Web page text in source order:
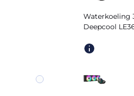
Waterkoeling
Deepcool